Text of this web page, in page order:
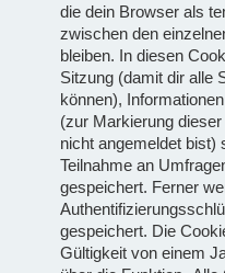
die dein Browser als
zwischen den
bleiben. In diesen
Sitzung (damit dir alle
können),
(zur Markierung
nicht angemeldet bist)
Teilnahme an
gespeichert. Ferner
gespeichert. Die
Gültigkeit von einem